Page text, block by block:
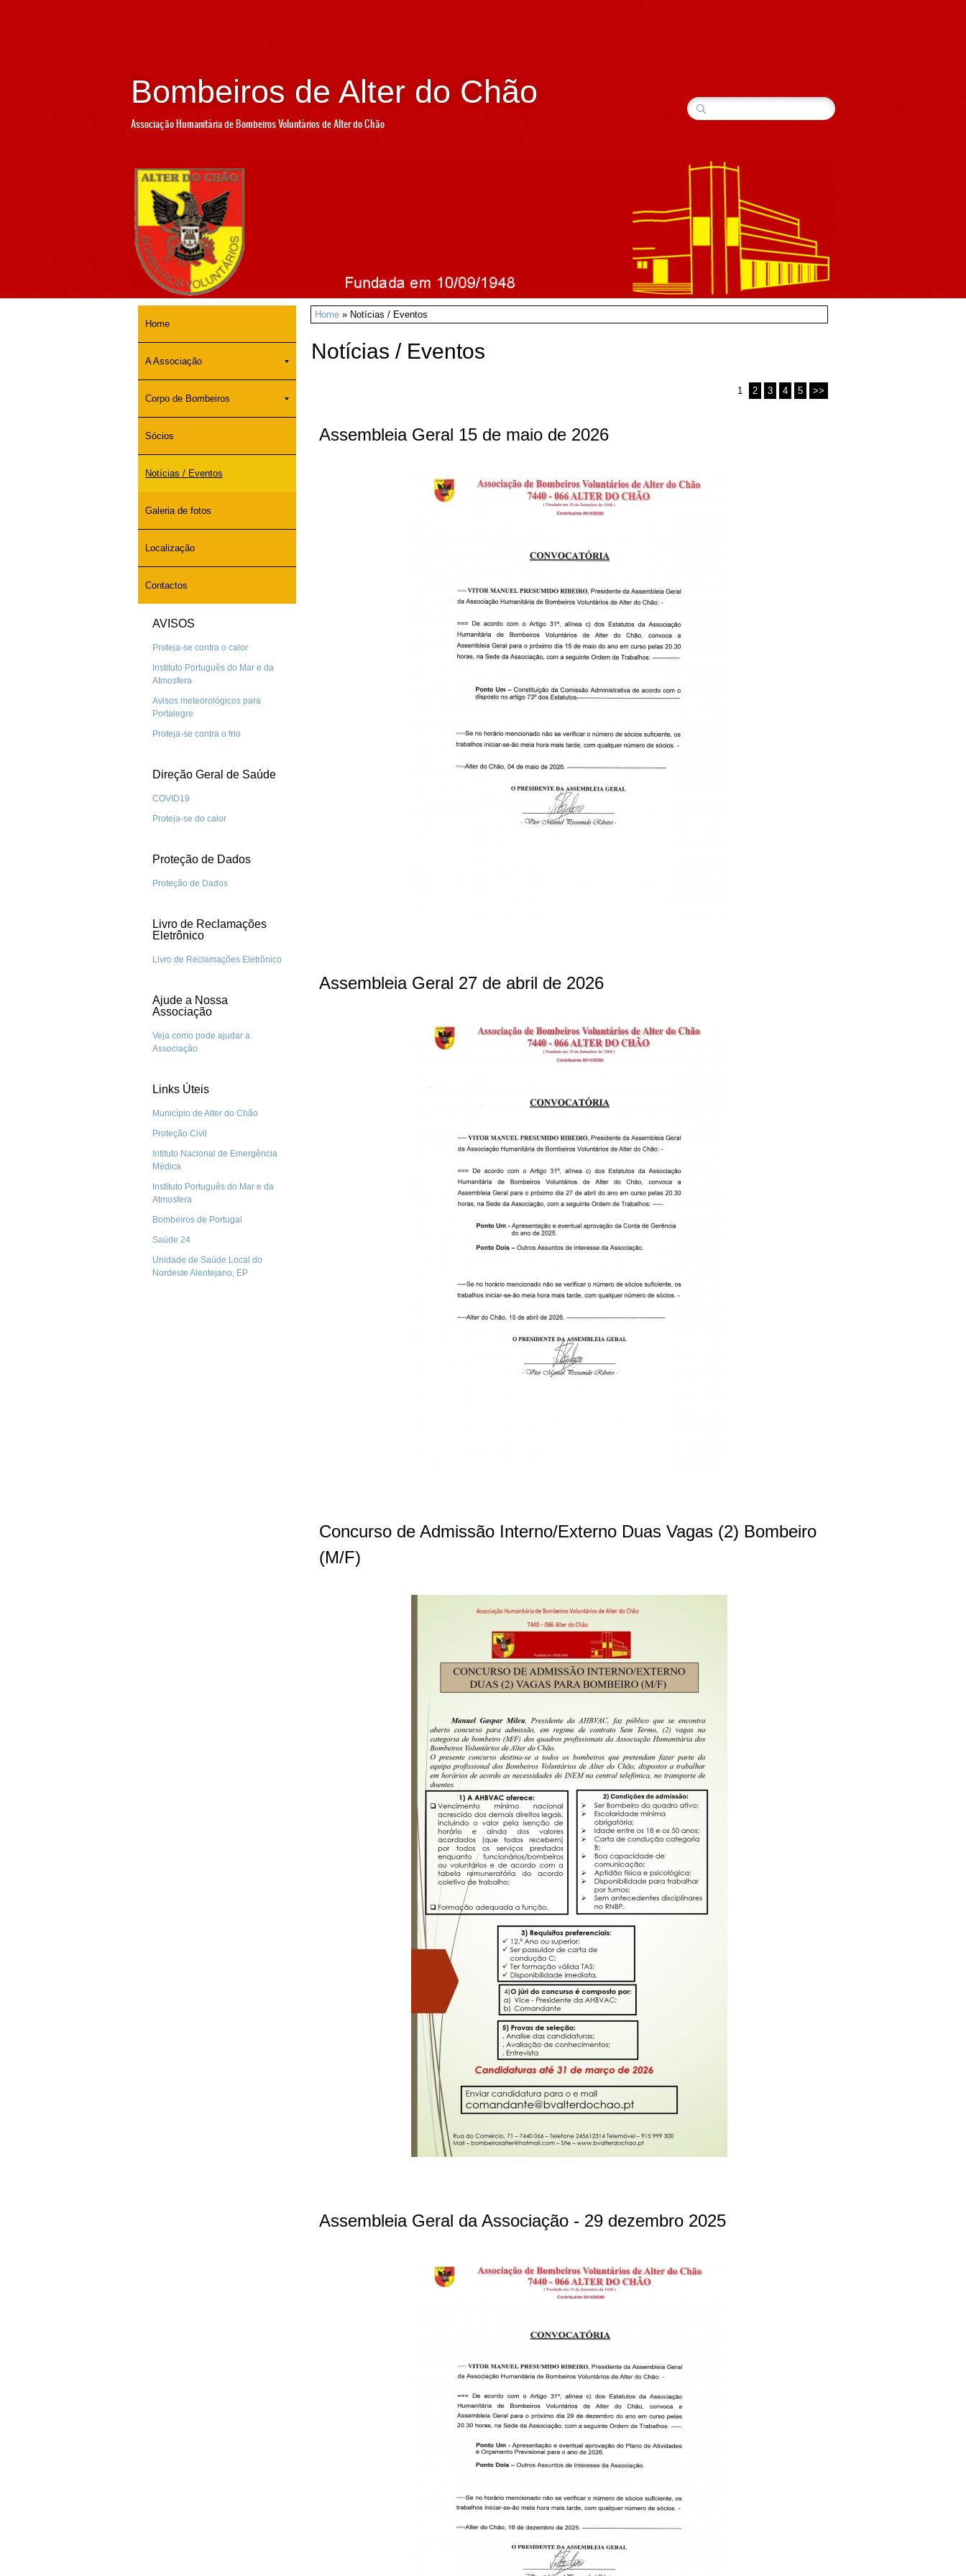
Bombeiros de Alter do Chão
Associação Humanitária de Bombeiros Voluntários de Alter do Chão
Home » Notícias / Eventos
Notícias / Eventos
1 2 3 4 5 >>
Assembleia Geral 15 de maio de 2026
Assembleia Geral 27 de abril de 2026
Concurso de Admissão Interno/Externo Duas Vagas (2) Bombeiro
(M/F)
Assembleia Geral da Associação - 29 dezembro 2025
Home
A Associação
Corpo de Bombeiros
Sócios
Notícias / Eventos
Galeria de fotos
Localização
Contactos
AVISOS
Proteja-se contra o calor
Instituto Português do Mar e da
Atmosfera
Avisos meteorológicos para
Portalegre
Proteja-se contra o frio
Direção Geral de Saúde
COVID19
Proteja-se do calor
Proteção de Dados
Proteção de Dados
Livro de Reclamações
Eletrônico
Livro de Reclamações Eletrônico
Ajude a Nossa
Associação
Veja como pode ajudar a
Associação
Links Úteis
Município de Alter do Chão
Proteção Civil
Intituto Nacional de Emergência
Médica
Instituto Português do Mar e da
Atmosfera
Bombeiros de Portugal
Saúde 24
Unidade de Saúde Local do
Nordeste Alentejano, EP